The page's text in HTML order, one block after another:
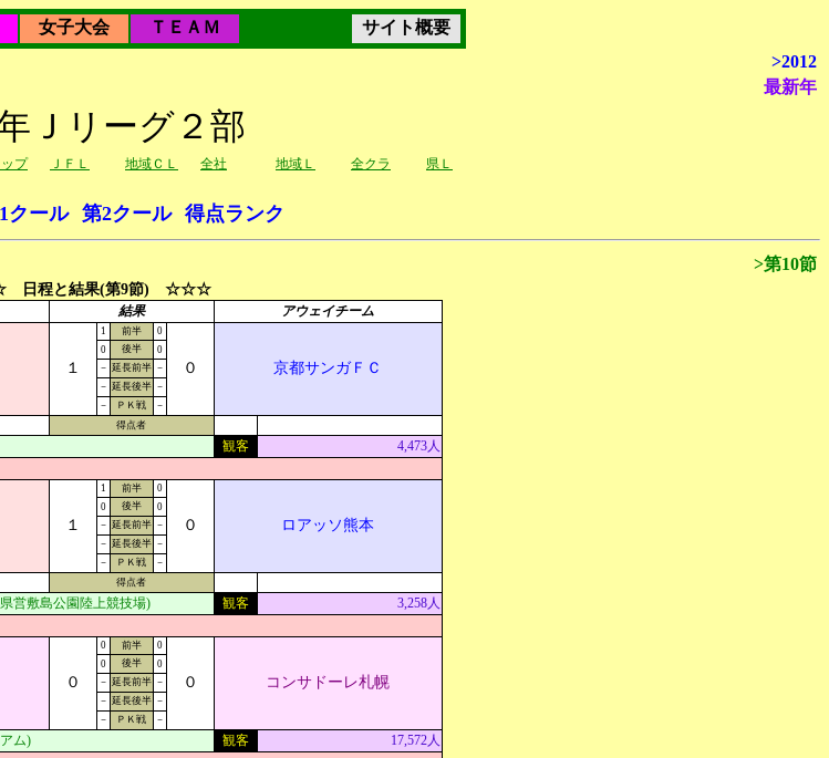
女子大会 ＴＥＡＭ
サイト概要
>2012
最新年
Ｊリーグ２部
ップ ＪＦＬ 地域ＣＬ 全社 地域Ｌ 全クラ 県Ｌ
クール 第2クール 得点ランク
>第10節
程と結果(第9節) ☆☆☆
結果 アウェイチーム
１
1 前半 0
０ 京都サンガＦＣ
0 後半
0
－ 延長前半 －
－ 延長後半 －
－
ＰＫ戦 －
得点者
観客
4,473人
１
1 前半 0
０ ロアッソ熊本
0 後半
0
－ 延長前半 －
－ 延長後半 －
－
ＰＫ戦 －
得点者
営敷島公園陸上競技場) 観客
3,258人
０
0 前半 0
０ コンサドーレ札幌
0 後半
0
－ 延長前半 －
－ 延長後半 －
－
ＰＫ戦 －
ム) 観客
17,572人